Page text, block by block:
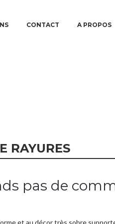
CONTACT A PROPOS
RAYURES
pas de
et au décor très sobre